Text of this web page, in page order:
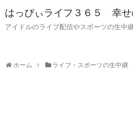
はっぴぃライフ３６５ 幸
アイドルのライブ配信やスポーツの生中
ホーム ライブ・スポーツの生中継